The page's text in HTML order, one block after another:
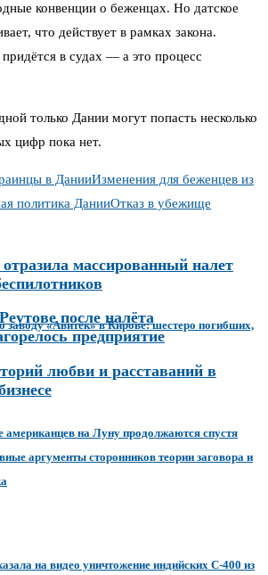
конвенции о беженцах. Но датское
что действует в рамках закона.
в судах — а это процесс
только Дании могут попасть несколько
цифр пока нет.
в ДанииИзменения для беженцев из
политика ДанииОтказ в убежище
массированный налет
после налёта
предприятие
любви и расставаний в
заводу «Авитек» в Кирове: шестеро погибших,
на Луну продолжаются спустя
аргументы сторонников теории заговора и
на видео уничтожение индийских С-400 из